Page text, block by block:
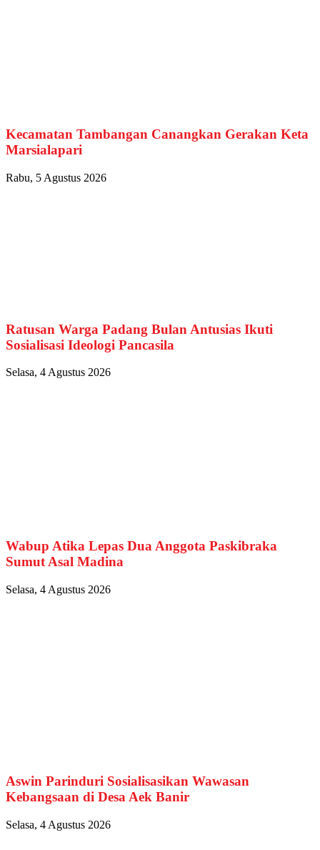
Kecamatan Tambangan Canangkan Gerakan Keta
Marsialapari
Rabu, 5 Agustus 2026
Ratusan Warga Padang Bulan Antusias Ikuti
Sosialisasi Ideologi Pancasila
Selasa, 4 Agustus 2026
Wabup Atika Lepas Dua Anggota Paskibraka
Sumut Asal Madina
Selasa, 4 Agustus 2026
Aswin Parinduri Sosialisasikan Wawasan
Kebangsaan di Desa Aek Banir
Selasa, 4 Agustus 2026